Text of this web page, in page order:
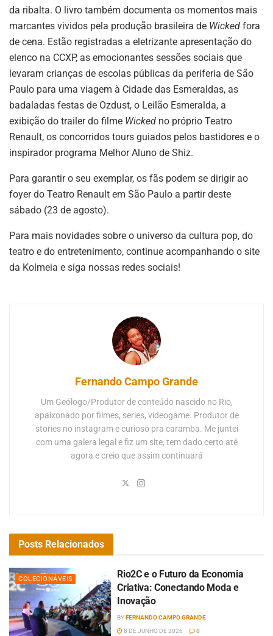
da ribalta. O livro também documenta os momentos mais
marcantes vividos pela produção brasileira de Wicked fora
de cena. Estão registradas a eletrizante apresentação do
elenco na CCXP, as emocionantes sessões sociais que
levaram crianças de escolas públicas da periferia de São
Paulo para uma viagem à Cidade das Esmeraldas, as
badaladas festas de Ozdust, o Leilão Esmeralda, a
exibição do trailer do filme Wicked no próprio Teatro
Renault, os concorridos tours guiados pelos bastidores e o
inspirador programa Melhor Aluno de Shiz.
Para garantir o seu exemplar, os fãs podem se dirigir ao
foyer do Teatro Renault em São Paulo a partir deste
sábado (23 de agosto).
Para mais novidades sobre o universo da cultura pop, do
teatro e do entretenimento, continue acompanhando o site
da Kolmeia e siga nossas redes sociais!
Fernando Campo Grande
Um Geólogo/Produtor de conteúdo nascido no Rio,
apaixonado por filmes, series, videogame. Produtor de
stories no instagram e curioso pra caramba. Me juntei
com uma galera legal e fiz um site, tem dado certo até
agora e creio que assim continuará
Posts Relacionados
COLECIONÁVEIS
Rio2C e o Futuro da Economia
Criativa: Conectando Moda e
Inovação
BYFERNANDO CAMPO GRANDE
8 DE JUNHO DE 2026
0